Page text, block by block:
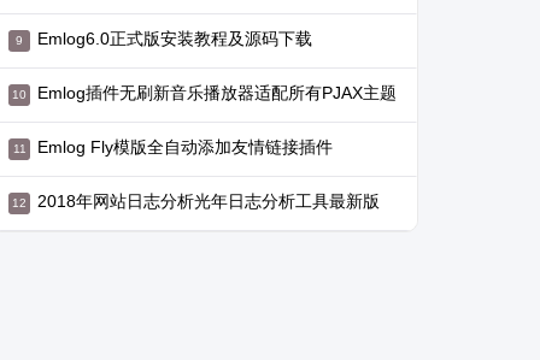
Emlog6.0正式版安装教程及源码下载
Emlog插件无刷新音乐播放器适配所有PJAX主题
Emlog Fly模版全自动添加友情链接插件
2018年网站日志分析光年日志分析工具最新版